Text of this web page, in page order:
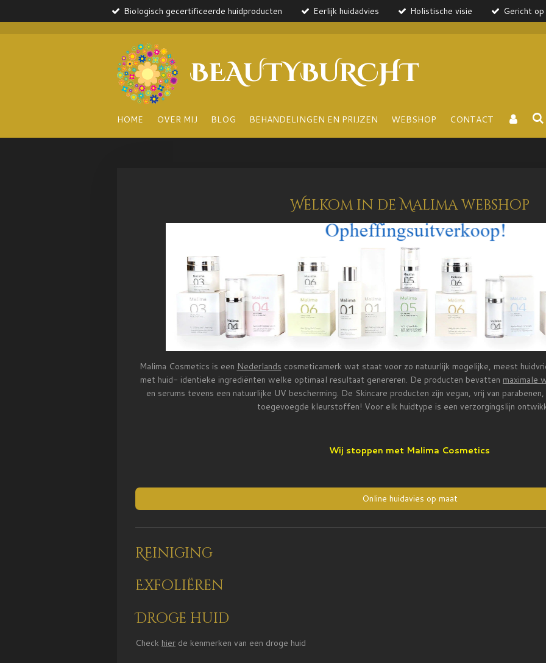
Biologisch gecertificeerde huidproducten Eerlijk huidadvies Holistische visie Gericht
BEAUTYBURCHT
HOME OVER MIJ BLOG BEHANDELINGEN EN PRIJZEN WEBSHOP CONTACT
Welkom in de Malima webshop
Malima Cosmetics is een Nederlands cosmeticamerk wat staat voor zo natuurlijk mogelijke, meest
met huid- identieke ingrediënten welke optimaal resultaat genereren. De producten bevatten maximale
en serums tevens een natuurlijke UV bescherming. De Skincare producten zijn vegan, vrij van
toegevoegde kleurstoffen! Voor elk huidtype is een verzorgingslijn
Wij stoppen met Malima Cosmetics
Online huidavies op maat
Reiniging
Exfoliëren
Droge huid
Check hier de kenmerken van een droge huid